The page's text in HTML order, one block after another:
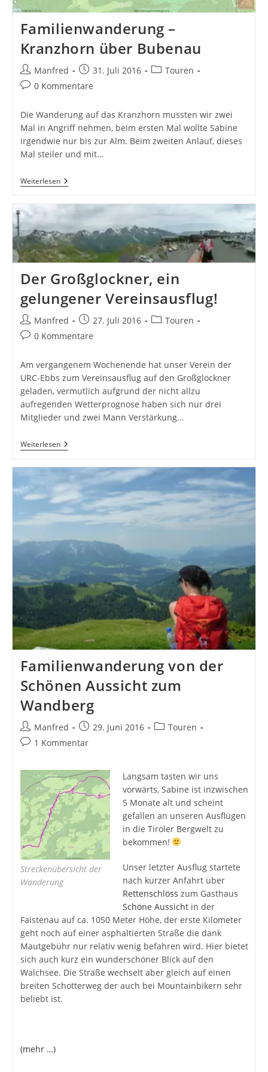
Familienwanderung –
Kranzhorn über Bubenau
Beitrags-
Autor:
Manfred
Beitrag
veröffentlicht:
31. Juli 2016
Beitrags-
Touren
Beitrags-
0 Kommentare
Die Wanderung auf das Kranzhorn mussten wir zwei
Mal in Angriff nehmen, beim ersten Mal wollte Sabine
irgendwie nur bis zur Alm. Beim zweiten Anlauf, dieses
Mal steiler und mit…
WeiterlesenFamilienwanderung
–
Bubenau
Der Großglockner, ein
gelungener Vereinsausflug!
Beitrags-
Autor:
Manfred
Beitrag
veröffentlicht:
27. Juli 2016
Beitrags-
Touren
Beitrags-
0 Kommentare
Am vergangenem Wochenende hat unser Verein der
URC-Ebbs zum Vereinsausflug auf den Großglockner
geladen, vermutlich aufgrund der nicht allzu
aufregenden Wetterprognose haben sich nur drei
Mitglieder und zwei Mann Verstärkung…
WeiterlesenDer
Großglockner,
Gelungener
Vereinsausflug!
Familienwanderung von der
Schönen Aussicht zum
Wandberg
Beitrags-
Autor:
Manfred
Beitrag
veröffentlicht:
29. Juni 2016
Beitrags-
Touren
Beitrags-
1 Kommentar
Streckenübersicht der
Wanderung
Langsam tasten wir uns
vorwärts, Sabine ist inzwischen
5 Monate alt und scheint
gefallen an unseren Ausflügen
in die Tiroler Bergwelt zu
bekommen!
Unser letzter Ausflug startete
nach kurzer Anfahrt über
Rettenschlöss zum Gasthaus
Schöne Aussichtin der
Faistenau auf ca. 1050 Meter Höhe, der erste Kilometer
geht noch auf einer asphaltierten Straße die dank
Mautgebühr nur relativ wenig befahren wird. Hier bietet
sich auch kurz ein wunderschöner Blick auf den
Walchsee. Die Straße wechselt aber gleich auf einen
breiten Schotterweg der auch bei Mountainbikern sehr
beliebt ist.
(mehr …)